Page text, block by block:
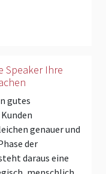
Speaker Ihre
gutes
genauer und
der
daraus eine